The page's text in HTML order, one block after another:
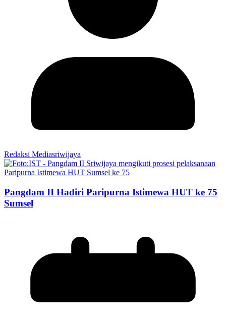
Redaksi Mediasriwijaya
Pangdam II Hadiri Paripurna Istimewa HUT ke 75
Sumsel